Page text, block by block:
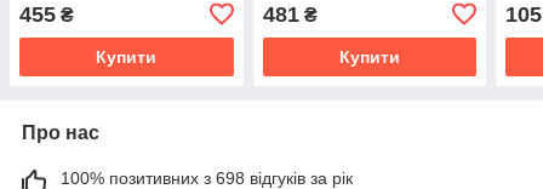
455 ₴
Купити
481₴
Купити
105
Про нас
100% позитивних з 698 відгуків за рік